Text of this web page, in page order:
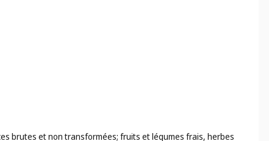
brutes et non transformées; fruits et légumes frais, herbes